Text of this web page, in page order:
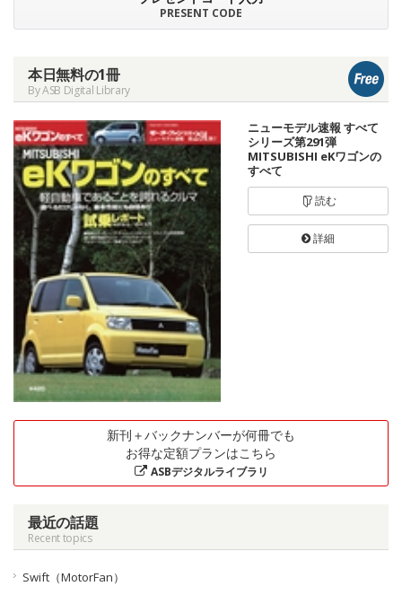
PRESENT CODE
本日無料の1冊
By ASB Digital Library
ニューモデル速報 すべて
シリーズ第291弾
MITSUBISHI eKワゴンの
すべて
読む
詳細
新刊＋バックナンバーが何冊でも
お得な定額プランはこちら
ASBデジタルライブラリ
最近の話題
Recent topics
Swift（MotorFan）